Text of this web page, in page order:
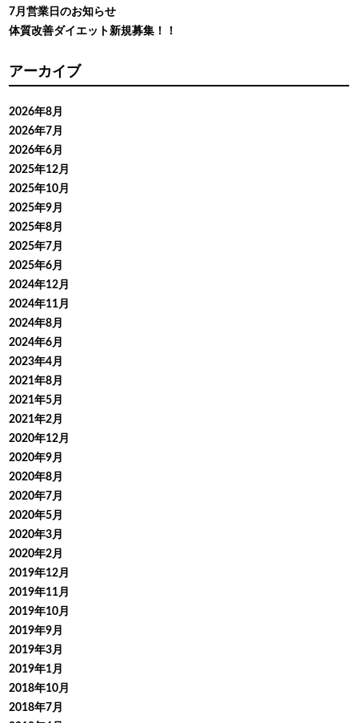
7月営業日のお知らせ
体質改善ダイエット新規募集！！
アーカイブ
2026年8月
2026年7月
2026年6月
2025年12月
2025年10月
2025年9月
2025年8月
2025年7月
2025年6月
2024年12月
2024年11月
2024年8月
2024年6月
2023年4月
2021年8月
2021年5月
2021年2月
2020年12月
2020年9月
2020年8月
2020年7月
2020年5月
2020年3月
2020年2月
2019年12月
2019年11月
2019年10月
2019年9月
2019年3月
2019年1月
2018年10月
2018年7月